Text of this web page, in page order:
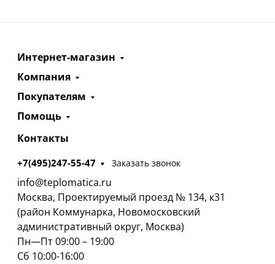
Интернет-магазин
Компания
Покупателям
Помощь
Контакты
+7(495)247-55-47 Заказать звонок
info@teplomatica.ru
Москва, Проектируемый проезд № 134, к31
(район Коммунарка, Новомосковский
административный округ, Москва)
Пн—Пт 09:00 – 19:00
Сб 10:00-16:00